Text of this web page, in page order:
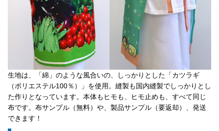
生地は、「綿」のような風合いの、しっかりとした「カツラギ
（ポリエステル100％）」を使用。縫製も国内縫製でしっかりとし
た作りとなっています。本体もヒモも、ヒモ止めも、すべて同じ
布です。布サンプル（無料）や、製品サンプル（要返却）、発送
できます！